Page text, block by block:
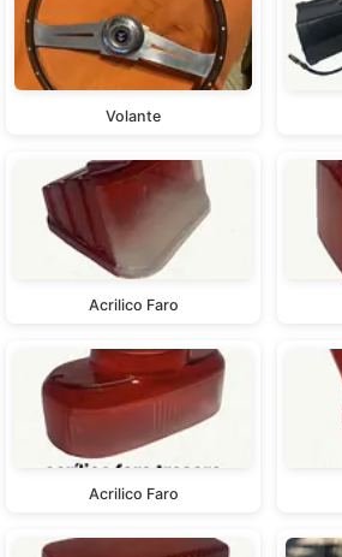
Volante
Acrilico Faro
Acrilico Faro